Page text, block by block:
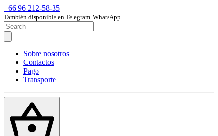
+66 96 212-58-35
También disponible en Telegram, WhatsApp
Sobre nosotros
Contactos
Pago
Transporte